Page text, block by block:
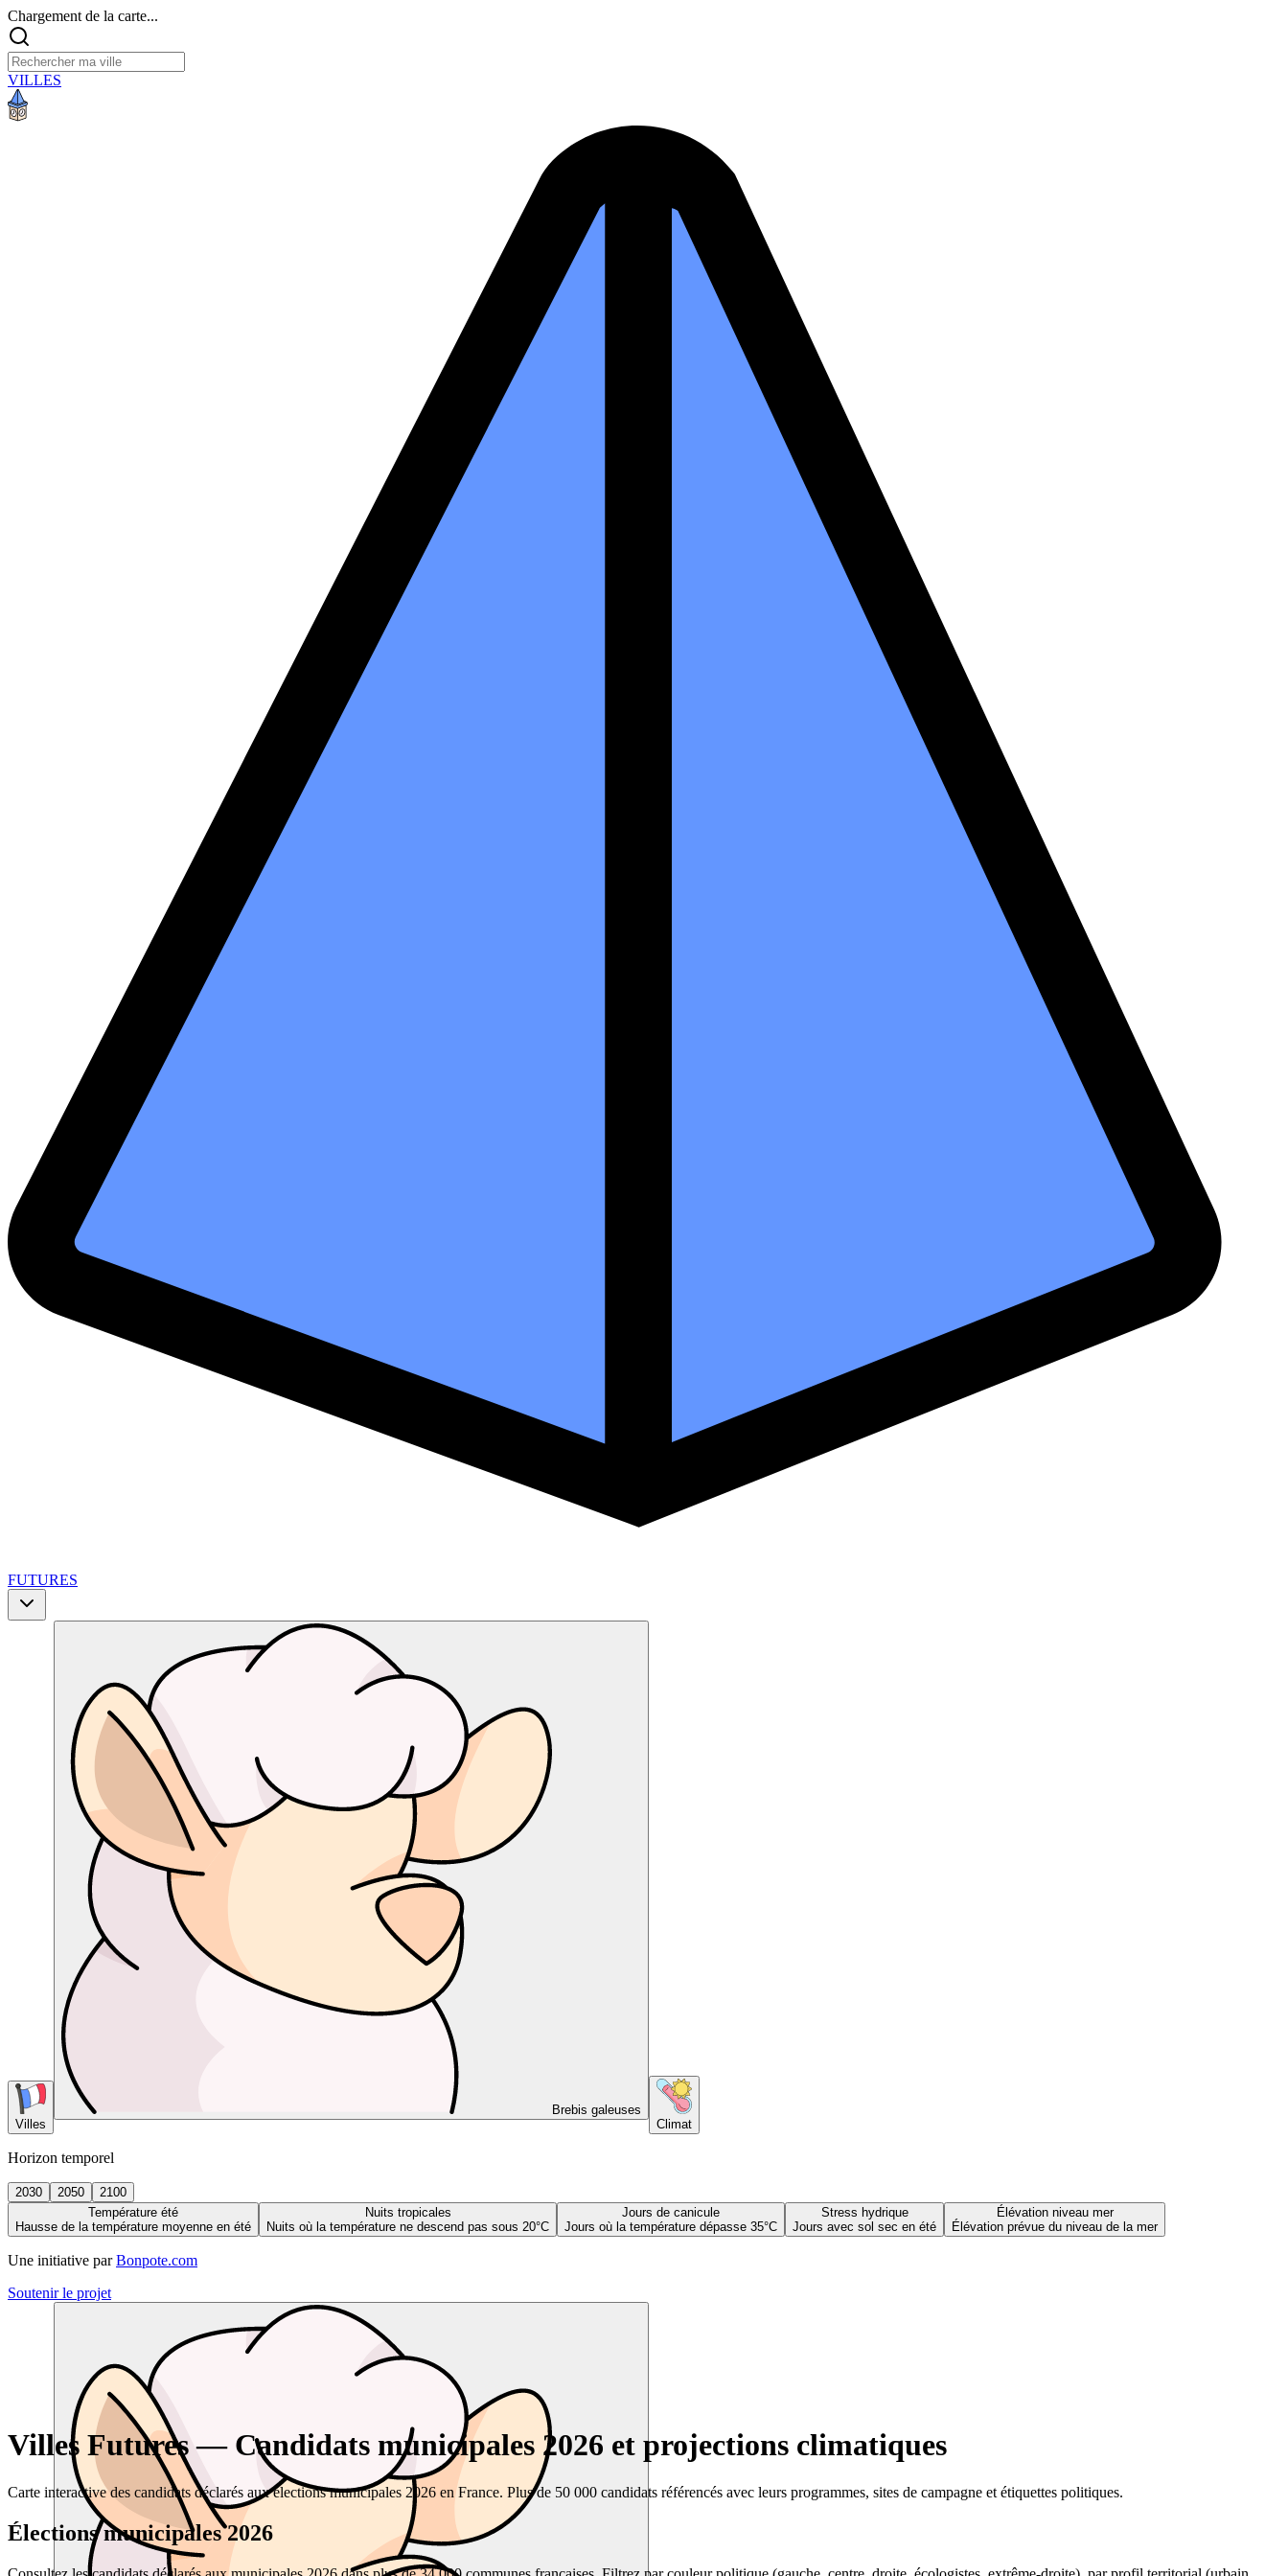
Chargement de la carte...
VILLES
FUTURES
Villes
Brebis galeuses
Climat
Horizon temporel
2030 2050
2100
Température été
Hausse de la température moyenne en été
Nuits tropicales
Nuits où la température ne descend pas sous 20°C
Jours de canicule
Jours où la température dépasse 35°C
Stress hydrique
Jours avec sol sec en été
Élévation niveau mer
Élévation prévue du niveau de la mer
Une initiative par Bonpote.com
Soutenir le projet
Villes Futures — Candidats municipales 2026 et projections climatiques
Carte interactive des candidats déclarés aux élections municipales 2026 en France. Plus de 50 000 candidats référencés avec leurs programmes, sites de campagne et étiquettes politiques.
Élections municipales 2026